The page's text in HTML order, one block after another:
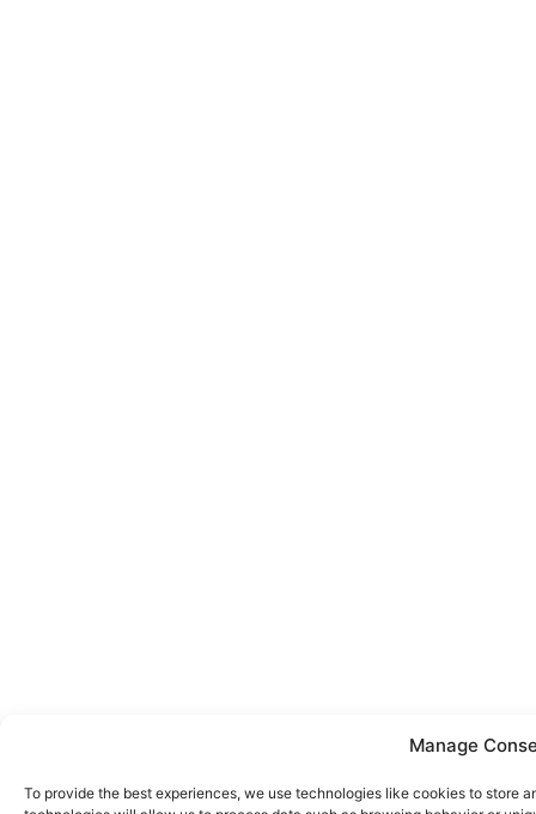
Manage
To provide the best experiences, we use technologies like cookies to store